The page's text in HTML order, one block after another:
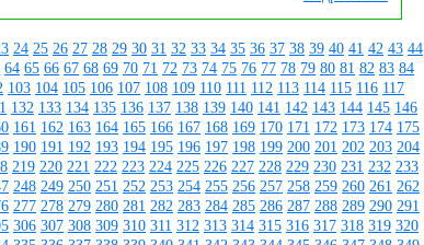
24 25 26 27 28 29 30 31 32 33 34 35 36 37 38 39 40 41 42 43 44
64 65 66 67 68 69 70 71 72 73 74 75 76 77 78 79 80 81 82 83 84
103 104 105 106 107 108 109 110 111 112 113 114 115 116 117
132 133 134 135 136 137 138 139 140 141 142 143 144 145 146
161 162 163 164 165 166 167 168 169 170 171 172 173 174 175
190 191 192 193 194 195 196 197 198 199 200 201 202 203 204
219 220 221 222 223 224 225 226 227 228 229 230 231 232 233
248 249 250 251 252 253 254 255 256 257 258 259 260 261 262
277 278 279 280 281 282 283 284 285 286 287 288 289 290 291
306 307 308 309 310 311 312 313 314 315 316 317 318 319 320